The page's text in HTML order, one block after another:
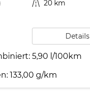
Kilometerstand 20 km
Details
5,90 l/100km
133,00 g/km